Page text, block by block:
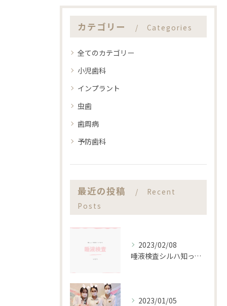
カテゴリー Categories
全てのカテゴリー
小児歯科
インプラント
虫歯
歯周病
予防歯科
最近の投稿
Recent
Posts
2023/02/08
唾液検査シルハ知ってますか？？
2023/01/05